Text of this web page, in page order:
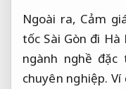
Ngoài ra, Cảm
tốc Sài Gòn đi
ngành nghề đặc
chuyên nghiệp. Ví